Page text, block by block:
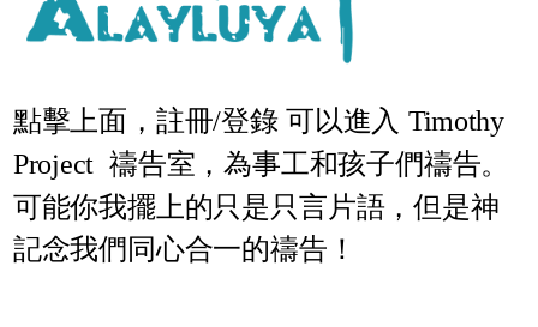
點擊上面，註冊/登錄 可以進入 Timothy
Project 禱告室 ，為事工和孩子們禱告。
可能你我擺上的只是只言片語，但是神
記念我們同心合一的禱告！